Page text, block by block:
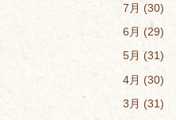
7月
30
6月
29
5月
31
4月
30
3月
31